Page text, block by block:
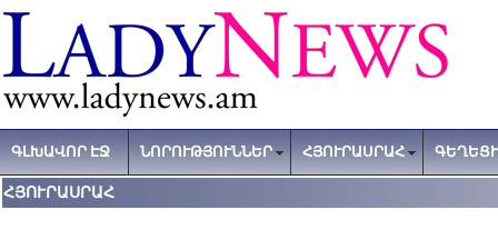
ԳԼԽԱՎՈՐ ԷՋ ՆՈՐՈՒԹՅՈՒՆՆԵՐ ՀՅՈՒՐԱՍՐԱՀ
ՀՅՈՒՐԱՍՐԱՀ